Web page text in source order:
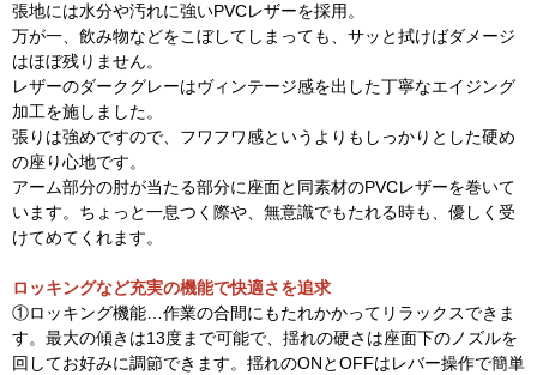
張地には水分や汚れに強いPVCレザーを採用。
万が一、飲み物などをこぼしてしまっても、サッと拭けばダメージ
はほぼ残りません。
レザーのダークグレーはヴィンテージ感を出した丁寧なエイジング
加工を施しました。
張りは強めですので、フワフワ感というよりもしっかりとした硬め
の座り心地です。
アーム部分の肘が当たる部分に座面と同素材のPVCレザーを巻いて
います。ちょっと一息つく際や、無意識でもたれる時も、優しく受
けてめてくれます。
ロッキングなど充実の機能で快適さを追求
①ロッキング機能…作業の合間にもたれかかってリラックスできま
す。最大の傾きは13度まで可能で、揺れの硬さは座面下のノズルを
回してお好みに調節できます。揺れのONとOFFはレバー操作で簡単